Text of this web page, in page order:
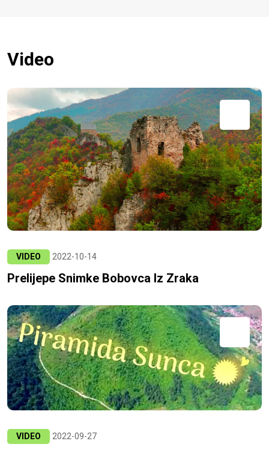
Video
VIDEO 2022-10-14
Prelijepe Snimke Bobovca Iz Zraka
VIDEO 2022-09-27